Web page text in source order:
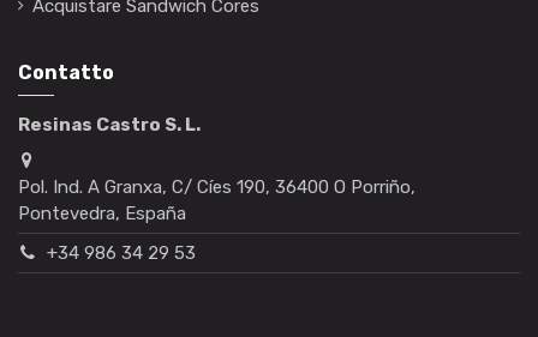
Acquistare Sandwich Cores
Contatto
Resinas Castro S. L.
Pol. Ind. A Granxa, C/ Cíes 190, 36400 O Porriño,
Pontevedra, España
+34 986 34 29 53